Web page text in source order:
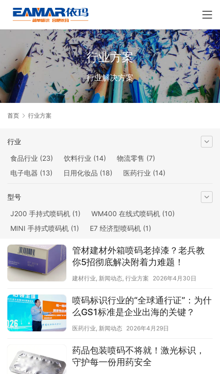
行业方案
行业解决方案
首页 行业方案
行业
食品行业 (23) 饮料行业 (14) 物流零售 (7)
电子电器 (13) 日用化妆品 (18) 医药行业 (14)
包装印刷
型号
J200 手持式喷码机 (1) WM400 在线式喷码机 (10)
MINI 手持式喷码机 (1) E7 经济型喷码机 (1)
L7 经济型喷码机(13)
W16大字符喷码机(1) H16 手持式大字符喷码机(5)
YML200 手持式激光喷码机
管材建材外箱喷码老掉漆？老兵教
你5招彻底解决附着力难题！
建材行业, 新闻动态, 行业方案 2026年4月30日
喷码标识行业的“全球通行证”：为什
么GS1标准是企业出海的关键？
医药行业, 新闻动态 2026年4月29日
药品包装喷码不将就！激光标识，
守护每一份用药安全